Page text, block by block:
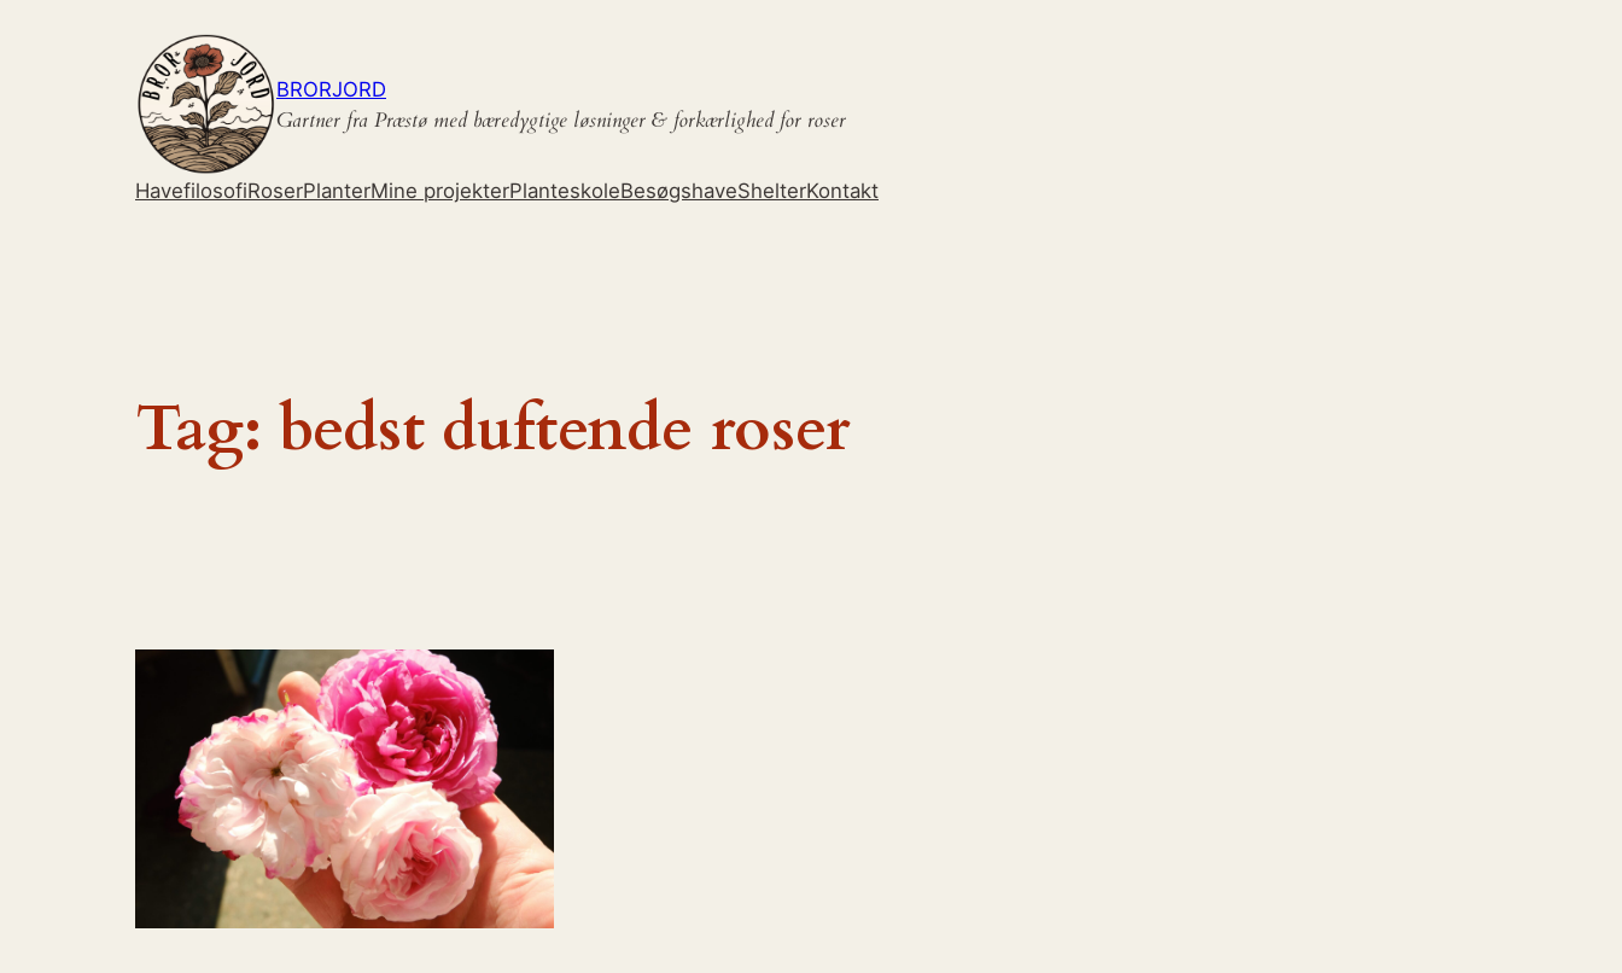
BRORJORD
Gartner fra Præstø med bæredygtige løsninger & forkærlighed for roser
HavefilosofiRoserPlanterMine projekterPlanteskoleBesøgshaveShelterKontakt
Tag: bedst duftende roser